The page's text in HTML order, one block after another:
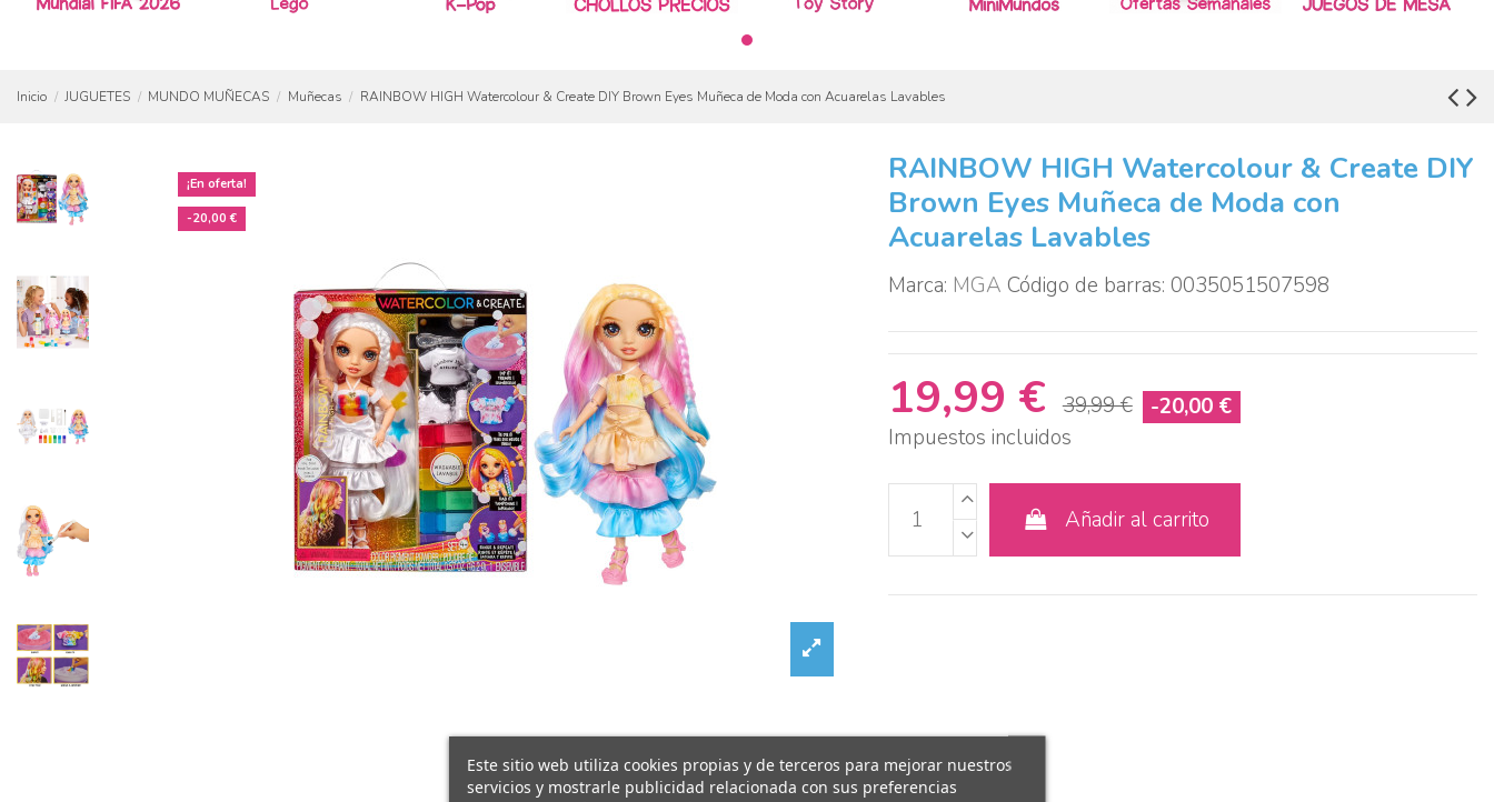
Inicio JUGUETES MUNDO MUÑECAS Muñecas RAINBOW HIGH Watercolour & Create DIY Brown Eyes Muñeca de Moda con Acuarelas Lavables
¡En oferta!
-20,00 €
RAINBOW HIGH Watercolour & Create DIY
Brown Eyes Muñeca de Moda con
Acuarelas Lavables
Marca: MGA Código de barras: 0035051507598
19,99 € 39,99 €
-20,00 €
Impuestos incluidos
Añadir al carrito
Este sitio web utiliza cookies propias y de terceros para mejorar nuestros
servicios y mostrarle publicidad relacionada con sus preferencias